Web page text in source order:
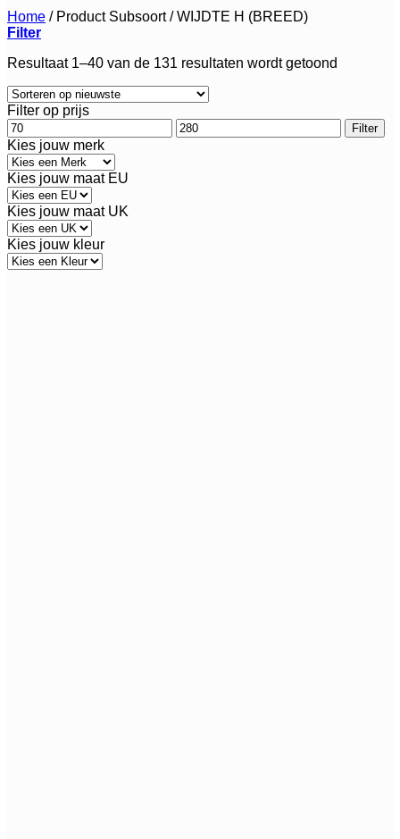
Home /Product Subsoort/WIJDTE H (BREED)
Filter
Resultaat 1–40 van de 131 resultaten wordt getoond
Filter op prijs
Min.
prijs
Max.
prijs
Filter
Kies jouw merk
Kies jouw maat EU
Kies jouw maat UK
Kies jouw kleur